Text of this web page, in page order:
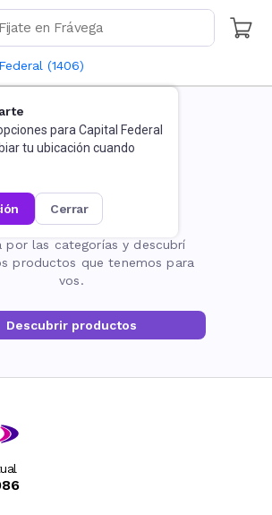
(1406)
para Capital Federal
tu ubicación cuando
cerrar
página no existe
por las categorías y descubrí
productos que tenemos para
vos.
Descubrir productos